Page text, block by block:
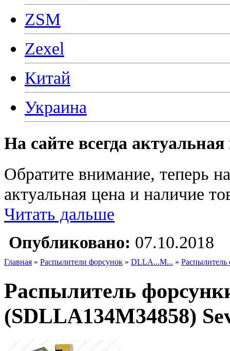
ZSM
Zexel
Китай
Украина
На сайте всегда
Обратите внимание, теперь
актуальная цена и наличие
Читать дальше
Опубликовано: 07.10.2018
Главная » Распылители форсунок » DLLA...M... »
Распылитель
(SDLLA134M34858)